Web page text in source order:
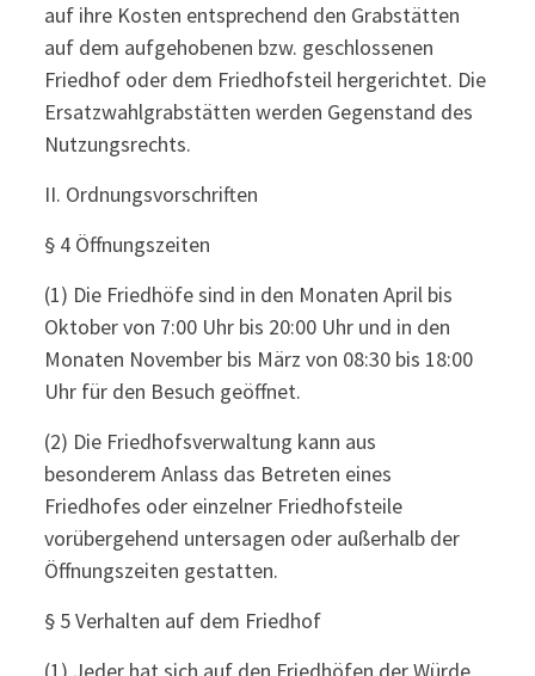
auf ihre Kosten entsprechend den Grabstätten
auf dem aufgehobenen bzw. geschlossenen
Friedhof oder dem Friedhofsteil hergerichtet. Die
Ersatzwahlgrabstätten werden Gegenstand des
Nutzungsrechts.
II. Ordnungsvorschriften
§ 4 Öffnungszeiten
(1) Die Friedhöfe sind in den Monaten April bis
Oktober von 7:00 Uhr bis 20:00 Uhr und in den
Monaten November bis März von 08:30 bis 18:00
Uhr für den Besuch geöffnet.
(2) Die Friedhofsverwaltung kann aus
besonderem Anlass das Betreten eines
Friedhofes oder einzelner Friedhofsteile
vorübergehend untersagen oder außerhalb der
Öffnungszeiten gestatten.
§ 5 Verhalten auf dem Friedhof